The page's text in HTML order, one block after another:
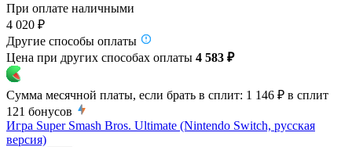
При оплате наличными
4 020 ₽
Другие способы оплаты
Цена при других способах оплаты 4 583 ₽
Сумма месячной платы, если брать в сплит: 1 146 ₽ в сплит
121 бонусов
Игра Super Smash Bros. Ultimate (Nintendo Switch, русская
версия)